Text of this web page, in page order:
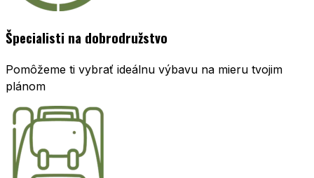
Špecialisti na dobrodružstvo
Pomôžeme ti vybrať ideálnu výbavu na mieru tvojim
plánom